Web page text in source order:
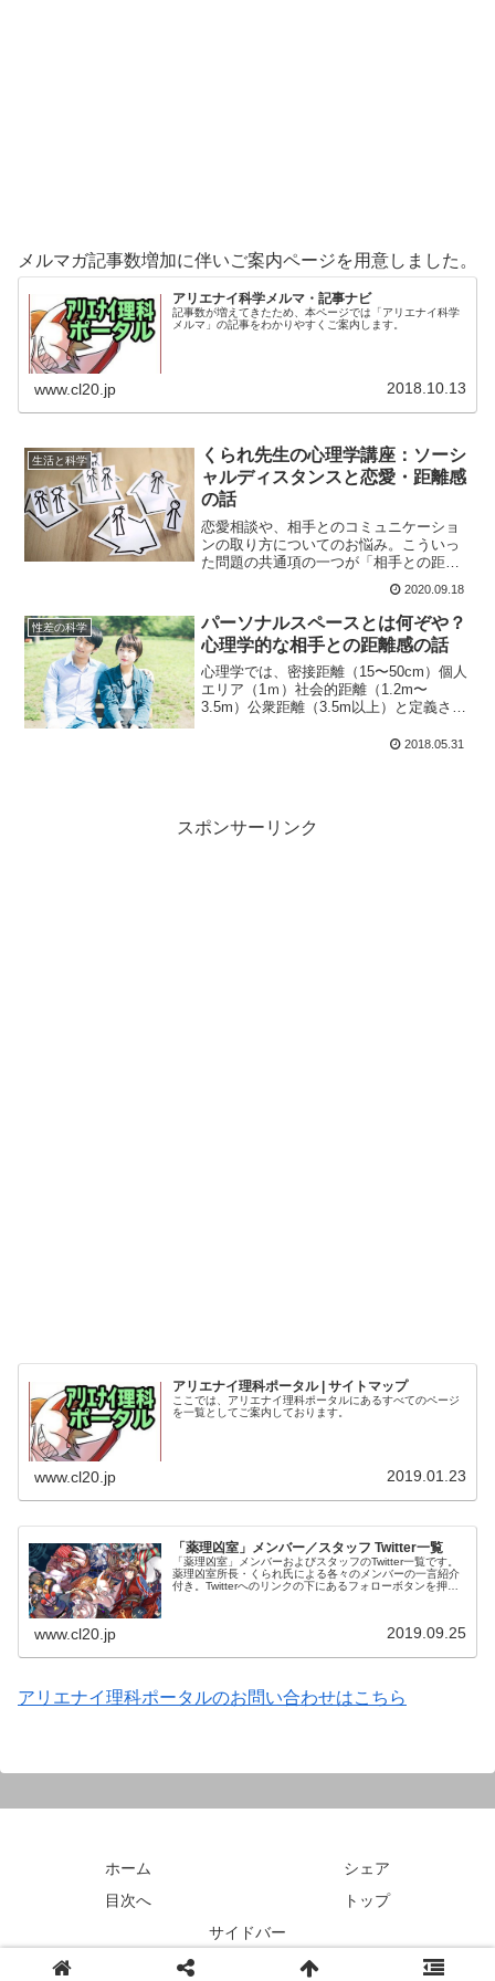
メルマガ記事数増加に伴いご案内ページを用意しました。
アリエナイ科学メルマ・記事ナビ
記事数が増えてきたため、本ページでは「アリエナイ科学
メルマ」の記事をわかりやすくご案内します。
www.cl20.jp 2018.10.13
生活と科学
くられ先生の心理学講座：ソーシ
ャルディスタンスと恋愛・距離感
の話
恋愛相談や、相手とのコミュニケーショ
ンの取り方についてのお悩み。こういっ
た問題の共通項の一つが「相手との距離
離」、それも、物理的に相手にどれだけ
近づいて良いのか悪いのか、みたいな話
をしていきましょう。
2020.09.18
性差の科学
パーソナルスペースとは何ぞや？
心理学的な相手との距離感の話
心理学では、密接距離（15〜50cm）個人
エリア（1ｍ）社会的距離（1.2m〜
3.5m）公衆距離（3.5m以上）と定義され
いうと文字通りで、人間はこの距離の区
2018.05.31
スポンサーリンク
アリエナイ理科ポータル | サイトマップ
ここでは、アリエナイ理科ポータルにあるすべてのページ
を一覧としてご案内しております。
www.cl20.jp 2019.01.23
「薬理凶室」メンバー／スタッフ Twitter一覧
「薬理凶室」メンバーおよびスタッフのTwitter一覧です。
薬理凶室所長・くられ氏による各々のメンバーの一言紹介
付き。Twitterへのリンクの下にあるフォローボタンを押す
www.cl20.jp 2019.09.25
アリエナイ理科ポータルのお問い合わせはこちら
ホーム
シェア
目次へ
トップ
サイドバー
© 2018 アリエナイ理科ポータル.